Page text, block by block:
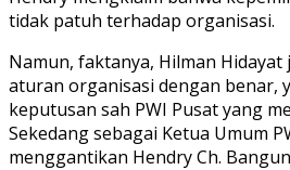
tidak patuh terhadap organisasi.
Namun, faktanya, Hilman
aturan organisasi dengan benar,
keputusan sah PWI Pusat yang
Sekedang sebagai Ketua Umum
menggantikan Hendry Ch.